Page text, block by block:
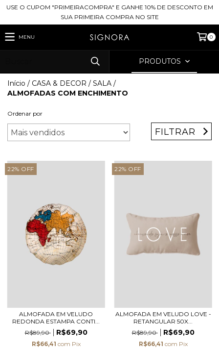
USE O CUPOM "PRIMEIRACOMPRA" E GANHE 10% DE DESCONTO EM
SUA PRIMEIRA COMPRA NO SITE
MENU 0
PRODUTOS
Início / CASA & DECOR / SALA /
ALMOFADAS COM ENCHIMENTO
Ordenar por
FILTRAR
22% OFF
ALMOFADA EM VELUDO
REDONDA ESTAMPA CONTI...
R$89,90
R$69,90
R$66,41 com Pix
22% OFF
ALMOFADA EM VELUDO LOVE -
RETANGULAR 50X...
R$89,90
R$69,90
R$66,41 com Pix